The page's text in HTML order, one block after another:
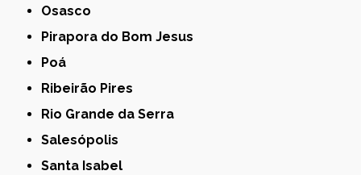
Osasco
Pirapora do Bom Jesus
Poá
Ribeirão Pires
Rio Grande da Serra
Salesópolis
Santa Isabel